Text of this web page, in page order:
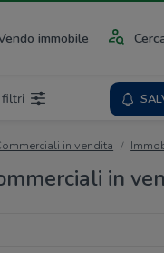
immobile
in vendita
in